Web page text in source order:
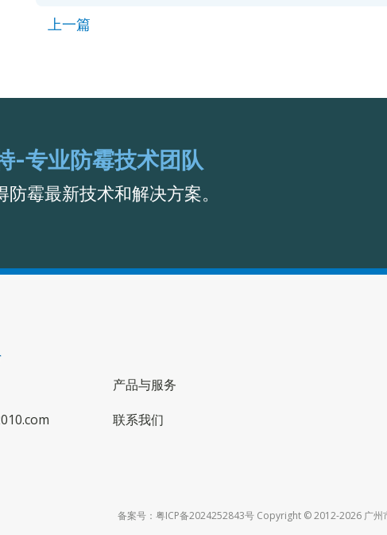
上一篇
-专业防霉技术团队
霉最新技术和解决方案。
产品与服务
联系我们
备案号：粤ICP备2024252843号 Copyright © 2012-2026 广州